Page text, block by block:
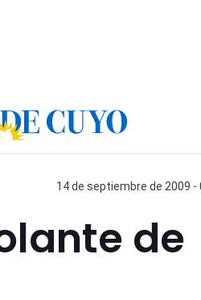
14 de septiembre de 2009 -
de